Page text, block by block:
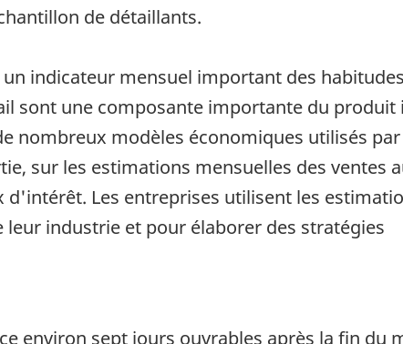
de détaillants.
indicateur mensuel important des
sont une composante importante du
nombreux modèles économiques utilisés
sur les estimations mensuelles des ventes
Les entreprises utilisent les
industrie et pour élaborer des stratégies
environ sept jours ouvrables après la fin du